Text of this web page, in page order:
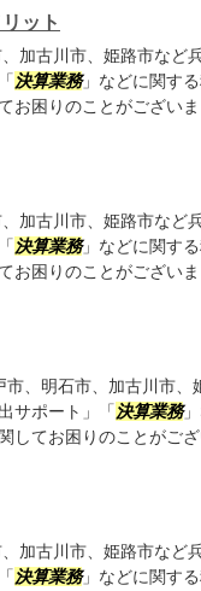
ット
加古川市、姫路市など
決算業務」などに関す
お困りのことがござい
加古川市、姫路市など
決算業務」などに関す
お困りのことがござい
、明石市、加古川市、
サポート」「 決算業務
してお困りのことがご
加古川市、姫路市など
決算業務」などに関す